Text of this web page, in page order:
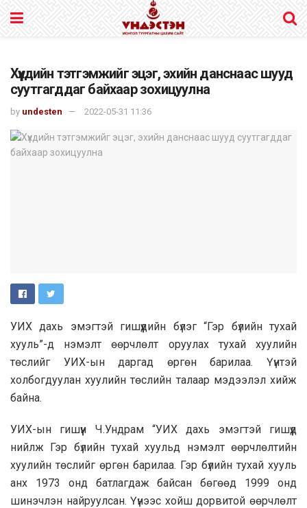
Хүүхдийн тэтгэмжийг эцэг, эхийн данснаас шууд
суутгагддаг байхаар зохицуулна
by undesten 2022-05-31 11:36
УИХ дахь эмэгтэй гишүүдийн бүлэг “Гэр бүлийн тухай
хууль”-д нэмэлт өөрчлөлт оруулах тухай хуулийн
төслийг УИХ-ын даргад өргөн барилаа. Үүнтэй
холбогдуулан хуулийн төслийн талаар мэдээлэл хийж
байна.
УИХ-ын гишүүн Ч.Ундрам “УИХ дахь эмэгтэй гишүүд
нийлж Гэр бүлийн тухай хуульд нэмэлт өөрчлөлтийн
хуулийн төслийг өргөн барилаа. Гэр бүлийн тухай хууль
анх 1973 онд батлагдаж байсан бөгөөд 1999 онд
шинэчлэн найруулсан. Үүнээс хойш дорвитой өөрчлөлт